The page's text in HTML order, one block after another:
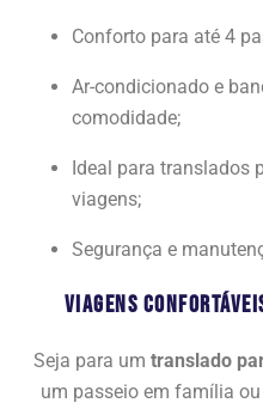
Conforto para até 4
Ar-condicionado e
comodidade;
Ideal para translados
viagens;
Segurança e
Viagens
Seja para um translado
um passeio em família